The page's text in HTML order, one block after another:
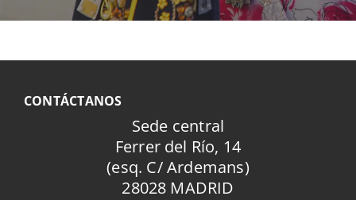
CONTÁCTANOS
Sede central
Ferrer del Río, 14
(esq. C/ Ardemans)
28028 MADRID